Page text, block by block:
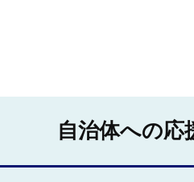
自治体への応